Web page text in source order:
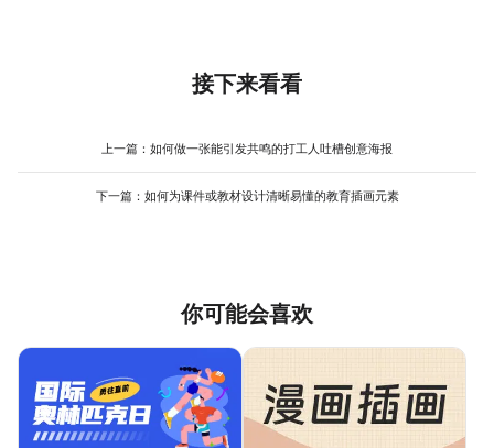
影）。你可以将第一页设计作为“母版”，后续每一页都参照它的视觉
免因手动调整导致的偏差，从而高效维护整套素材的一致性。
于学习参考和风格分析非常合适。对于需要直接使用基础元素的情
况，可以考虑使用集成大量本土化、场景化模板的设计平台。例
场景的插画素材和模板，这些素材风格通常较为清新简约，贴近学
和组合，快速获得符合主题的视觉框架，这能节省大量从零绘制基
接下来看看
上一篇： 如何做一张能引发共鸣的打工人吐槽创意海报
下一篇： 如何为课件或教材设计清晰易懂的教育插画元素
你可能会喜欢